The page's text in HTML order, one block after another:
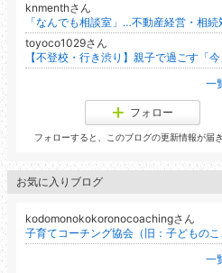
knmenthさん
toyoco1029さん
一
フォロー
フォローすると、このブログの更新情報が届き
お気に入りブログ
kodomonokokoronocoachingさん
一